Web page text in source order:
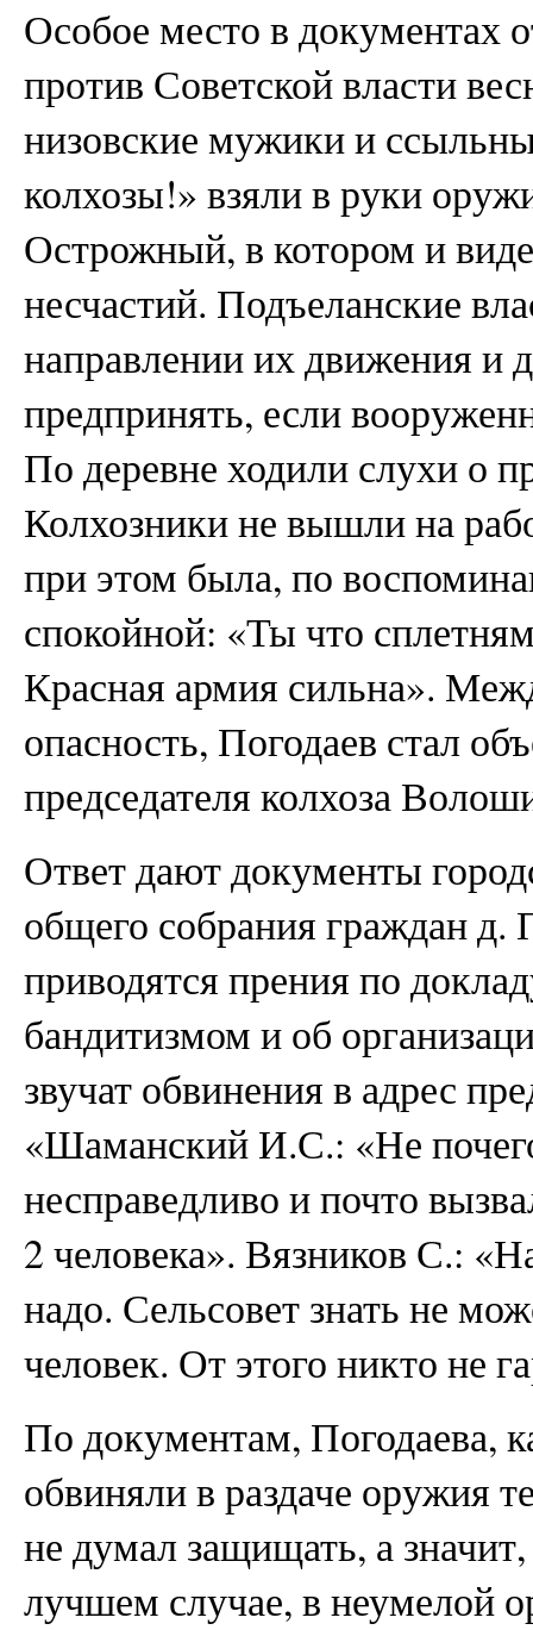
Особое место в документах
против Советской власти
низовские мужики и
колхозы!» взяли в руки
Острожный, в котором и
несчастий. Подъеланские
направлении их движения и
предпринять, если
По деревне ходили слухи о
Колхозники не вышли на
при этом была, по
спокойной: «Ты что
Красная армия сильна».
опасность, Погодаев стал
председателя колхоза
Ответ дают документы
общего собрания граждан д.
приводятся прения по
бандитизмом и об
звучат обвинения в адрес
«Шаманский И.С.: «Не
несправедливо и почто
2 человека». Вязников С.:
надо. Сельсовет знать не
человек. От этого никто не
По документам, Погодаева,
обвиняли в раздаче оружия
не думал защищать, а
лучшем случае, в неумелой